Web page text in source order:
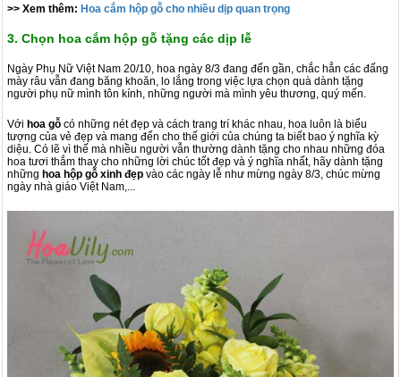
>> Xem thêm: Hoa cắm hộp gỗ cho nhiều dịp quan trọng
3. Chọn hoa cắm hộp gỗ tặng các dịp lễ
Ngày Phụ Nữ Việt Nam 20/10, hoa ngày 8/3 đang đến gần, chắc hẳn các đấng
mày râu vẫn đang băng khoăn, lo lắng trong việc lựa chọn quà dành tặng
người phụ nữ mình tôn kính, những người mà mình yêu thương, quý mến.
Với hoa gỗ có những nét đẹp và cách trang trí khác nhau, hoa luôn là biểu
tượng của vẻ đẹp và mang đến cho thế giới của chúng ta biết bao ý nghĩa kỳ
diệu. Có lẽ vì thế mà nhiều người vẫn thường dành tặng cho nhau những đóa
hoa tươi thắm thay cho những lời chúc tốt đẹp và ý nghĩa nhất, hãy dành tặng
những hoa hộp gỗ xinh đẹp vào các ngày lễ như mừng ngày 8/3, chúc mừng
ngày nhà giáo Việt Nam,...